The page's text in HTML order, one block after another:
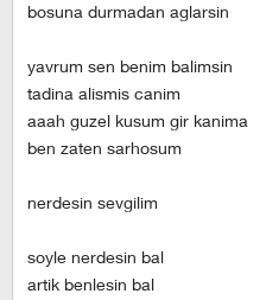
bosuna durmadan aglarsin
yavrum sen benim balimsin
tadina alismis canim
aaah guzel kusum gir kanima
ben zaten sarhosum
nerdesin sevgilim
soyle nerdesin bal
artik benlesin bal